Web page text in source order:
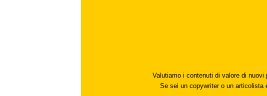
Valutiamo i contenuti di valore di
Se sei un copywriter o un articolista